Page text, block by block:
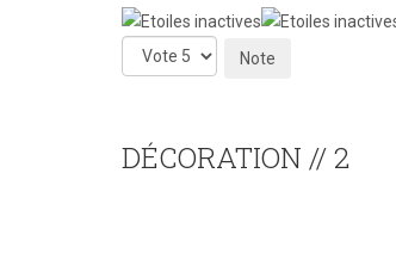
Veuillez
voter
DÉCORATION // 2